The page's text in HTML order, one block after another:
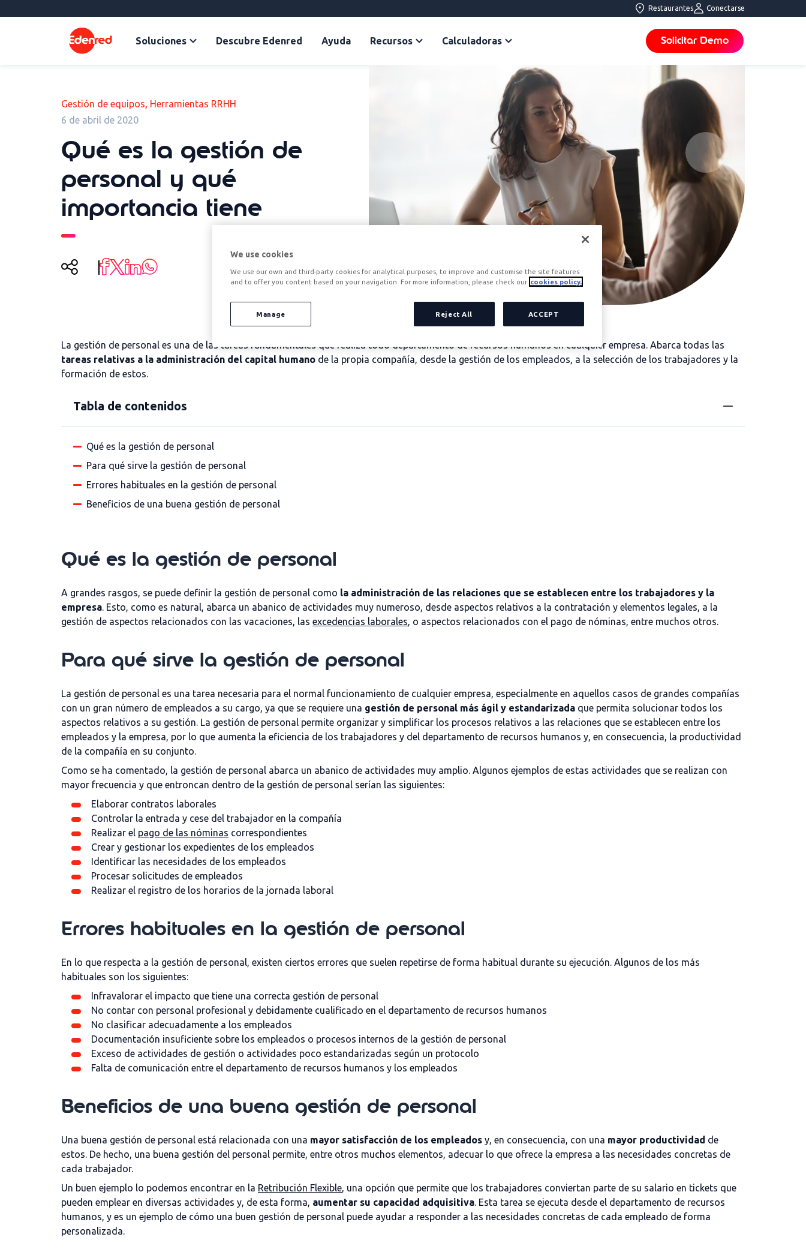
Restaurantes Conectarse
Soluciones Descubre Edenred Ayuda Recursos Calculadoras Solicitar Demo
Gestión de equipos, Herramientas RRHH
6 de abril de 2020
Qué es la gestión de
personal y qué
importancia tiene
La gestión de personal es una de las tareas fundamentales que realiza todo departamento de recursos humanos en cualquier empresa. Abarca todas las
tareas relativas a la administración del capital humano de la propia compañía, desde la gestión de los empleados, a la selección de los trabajadores y la
formación de estos.
Tabla de contenidos
Qué es la gestión de personal
Para qué sirve la gestión de personal
Errores habituales en la gestión de personal
Beneficios de una buena gestión de personal
Qué es la gestión de personal
A grandes rasgos, se puede definir la gestión de personal como la administración de las relaciones que se establecen entre los trabajadores y la
empresa. Esto, como es natural, abarca un abanico de actividades muy numeroso, desde aspectos relativos a la contratación y elementos legales, a la
gestión de aspectos relacionados con las vacaciones, las excedencias laborales, o aspectos relacionados con el pago de nóminas, entre muchos otros.
Para qué sirve la gestión de personal
La gestión de personal es una tarea necesaria para el normal funcionamiento de cualquier empresa, especialmente en aquellos casos de grandes compañías
con un gran número de empleados a su cargo, ya que se requiere una gestión de personal más ágil y estandarizada que permita solucionar todos los
aspectos relativos a su gestión. La gestión de personal permite organizar y simplificar los procesos relativos a las relaciones que se establecen entre los
empleados y la empresa, por lo que aumenta la eficiencia de los trabajadores y del departamento de recursos humanos y, en consecuencia, la productividad
de la compañía en su conjunto.
Como se ha comentado, la gestión de personal abarca un abanico de actividades muy amplio. Algunos ejemplos de estas actividades que se realizan con
mayor frecuencia y que entroncan dentro de la gestión de personal serían las siguientes:
Elaborar contratos laborales
Controlar la entrada y cese del trabajador en la compañía
Realizar el pago de las nóminas correspondientes
Crear y gestionar los expedientes de los empleados
Identificar las necesidades de los empleados
Procesar solicitudes de empleados
Realizar el registro de los horarios de la jornada laboral
Errores habituales en la gestión de personal
En lo que respecta a la gestión de personal, existen ciertos errores que suelen repetirse de forma habitual durante su ejecución. Algunos de los más
habituales son los siguientes:
Infravalorar el impacto que tiene una correcta gestión de personal
No contar con personal profesional y debidamente cualificado en el departamento de recursos humanos
No clasificar adecuadamente a los empleados
Documentación insuficiente sobre los empleados o procesos internos de la gestión de personal
Exceso de actividades de gestión o actividades poco estandarizadas según un protocolo
Falta de comunicación entre el departamento de recursos humanos y los empleados
Beneficios de una buena gestión de personal
Una buena gestión de personal está relacionada con una mayor satisfacción de los empleados y, en consecuencia, con una mayor productividad de
estos. De hecho, una buena gestión del personal permite, entre otros muchos elementos, adecuar lo que ofrece la empresa a las necesidades concretas de
cada trabajador.
Un buen ejemplo lo podemos encontrar en la Retribución Flexible, una opción que permite que los trabajadores conviertan parte de su salario en tickets que
pueden emplear en diversas actividades y, de esta forma, aumentar su capacidad adquisitiva. Esta tarea se ejecuta desde el departamento de recursos
humanos, y es un ejemplo de cómo una buen gestión de personal puede ayudar a responder a las necesidades concretas de cada empleado de forma
personalizada.
We use cookies
We use our own and third-party cookies for analytical purposes, to improve and customise the site features
and to offer you content based on your navigation. For more information, please check our cookies policy.
Manage Reject All ACCEPT